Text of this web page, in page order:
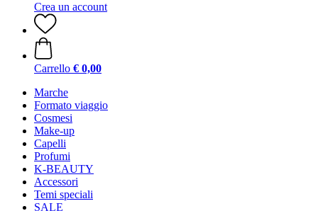
Crea un account
Carrello € 0,00
Marche
Formato viaggio
Cosmesi
Make-up
Capelli
Profumi
K-BEAUTY
Accessori
Temi speciali
SALE